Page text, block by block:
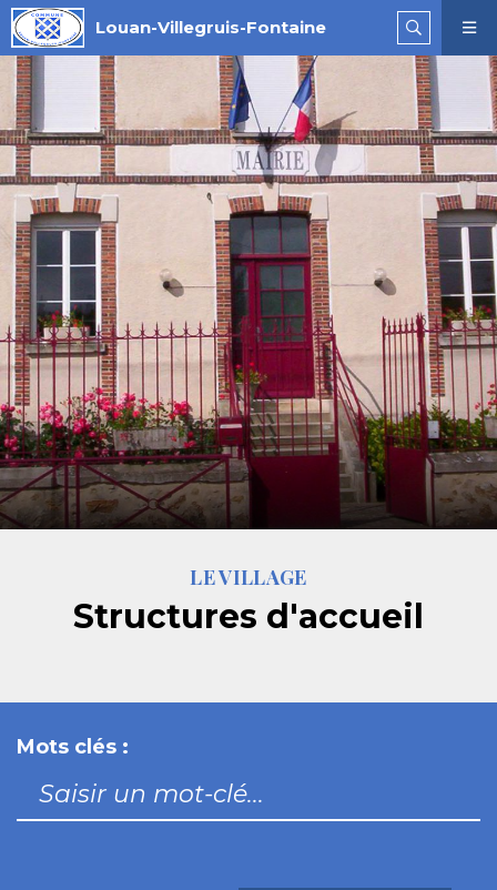
Louan-Villegruis-Fontaine
LE VILLAGE
Structures d'accueil
Mots clés :